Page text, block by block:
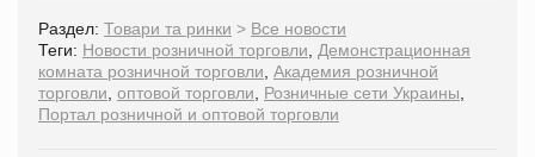
Раздел: Товари та ринки > Все новости
Теги: Новости розничной торговли
Демонстрационная
комната розничной торговли Академия розничной
торговли оптовой торговли Розничные сети Украины
Портал розничной и оптовой торговли